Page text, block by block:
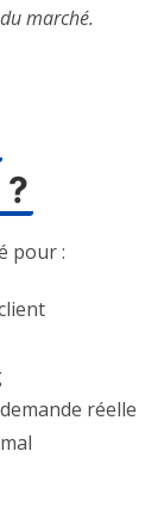
marché.
pour :
réelle